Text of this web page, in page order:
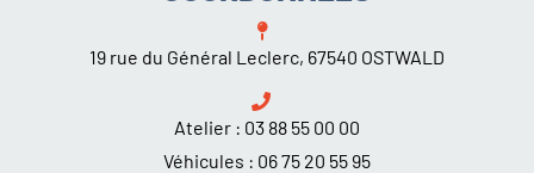
19 rue du Général Leclerc, 67540 OSTWALD
Atelier : 03 88 55 00 00
Véhicules : 06 75 20 55 95